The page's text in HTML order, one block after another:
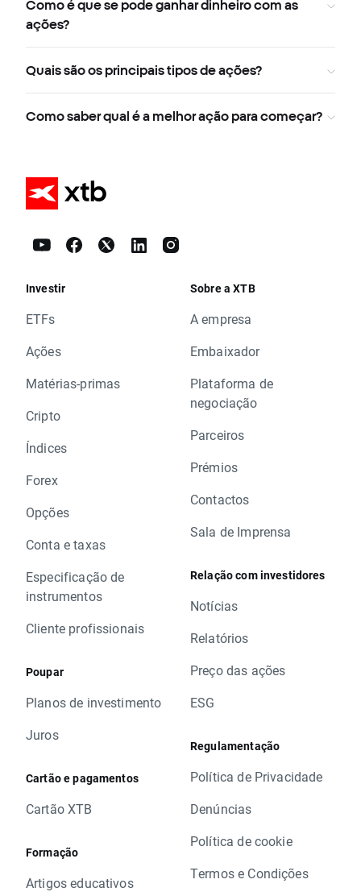
Como é que se pode ganhar dinheiro com as
ações?
Quais são os principais tipos de ações?
Como saber qual é a melhor ação para começar?
Investir
ETFs
Ações
Matérias-primas
Cripto
Índices
Forex
Opções
Conta e taxas
Especificação de
instrumentos
Cliente profissionais
Poupar
Planos de investimento
Juros
Cartão e pagamentos
Cartão XTB
Formação
Artigos educativos
Sobre a XTB
A empresa
Embaixador
Plataforma de
negociação
Parceiros
Prémios
Contactos
Sala de Imprensa
Relação com investidores
Notícias
Relatórios
Preço das ações
ESG
Regulamentação
Política de Privacidade
Denúncias
Política de cookie
Termos e Condições